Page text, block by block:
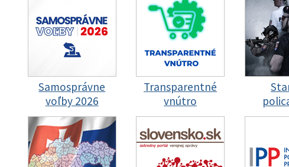
Samosprávne
voľby 2026
Transparentné
vnútro